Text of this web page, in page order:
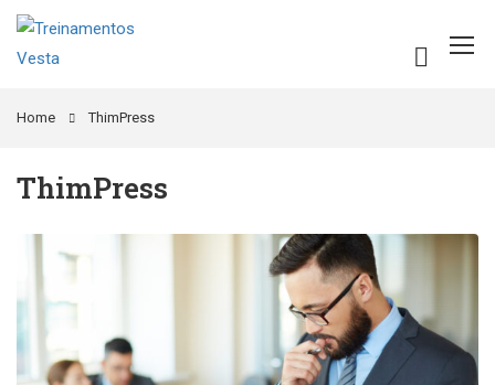
Home ThimPress
ThimPress